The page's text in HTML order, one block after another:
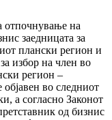
отпочнување на
заедницата за
плански регион и
избор на член во
регион –
објавен во следниот
а согласно Законот
од бизнис